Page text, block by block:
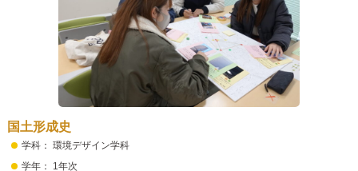
国土形成史
学科： 環境デザイン学科
学年： 1年次